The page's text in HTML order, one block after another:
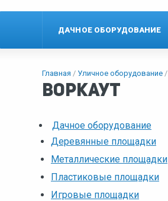
ДАЧНОЕ ОБОРУДОВАНИЕ
Главная Уличное оборудование
Воркаут
Дачное оборудование
Деревянные площадки
Металлические площадки
Пластиковые площадки
Игровые площадки